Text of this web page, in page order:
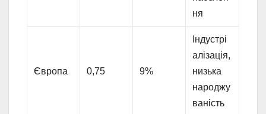
ня
Європа 0,75 9%
Індустрі
алізація,
низька
народжу
ваність